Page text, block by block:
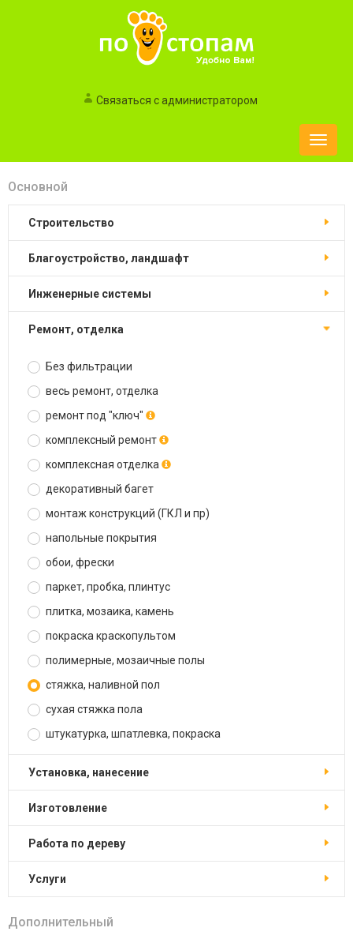
Связаться с администратором
Toggle
Основной
строительство
благоустройство, ландшафт
инженерные системы
ремонт, отделка
Без фильтрации
весь ремонт, отделка
ремонт под "ключ"
комплексный ремонт
комплексная отделка
декоративный багет
монтаж конструкций (ГКЛ и пр)
напольные покрытия
обои, фрески
паркет, пробка, плинтус
плитка, мозаика, камень
покраска краскопультом
полимерные, мозаичные полы
стяжка, наливной пол
сухая стяжка пола
штукатурка, шпатлевка, покраска
установка, нанесение
изготовление
работа по дереву
услуги
Дополнительный